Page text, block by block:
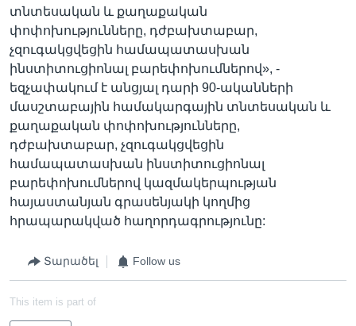
տնտեսական և քաղաքական
փոփոխությունները, դժբախտաբար,
չզուգակցվեցին համապատասխան
ինստիտուցիոնալ բարեփոխումներով», -
եզչափակում է անցյալ դարի 90-ականների
մասշտաբային համակարգային տնտեսական և
քաղաքական փոփոխությունները,
դժբախտաբար, չզուգակցվեցին
համապատասխան ինստիտուցիոնալ
բարեփոխումներով կազմակերպության
հայաստանյան գրասենյակի կողմից
հրապարակված հաղորդագրությունը:
Տարածել Follow us
This item is part of